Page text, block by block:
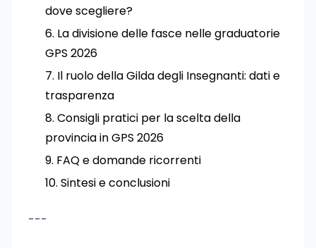
dove scegliere?
La divisione delle fasce nelle graduatorie
GPS 2026
Il ruolo della Gilda degli Insegnanti: dati e
trasparenza
Consigli pratici per la scelta della
provincia in GPS 2026
FAQ e domande ricorrenti
Sintesi e conclusioni
---